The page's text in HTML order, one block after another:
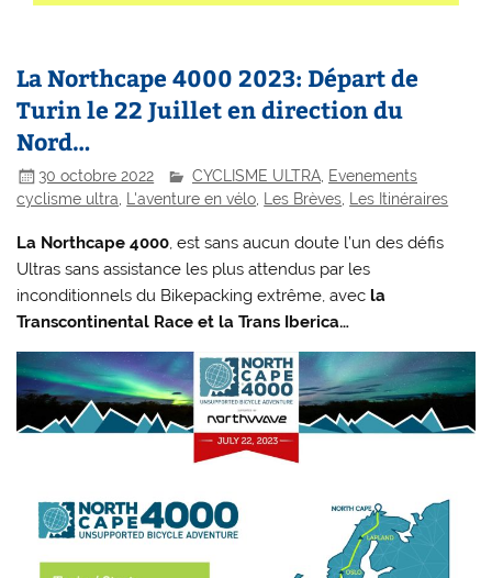
La Northcape 4000 2023: Départ de
Turin le 22 Juillet en direction du
Nord…
30 octobre 2022 CYCLISME ULTRA Evenements
cyclisme ultra, L'aventure en vélo, Les Brèves, Les Itinéraires
La Northcape 4000, est sans aucun doute l’un des défis
Ultras sans assistance les plus attendus par les
inconditionnels du Bikepacking extrême, avec la
Transcontinental Race et la Trans Iberica…